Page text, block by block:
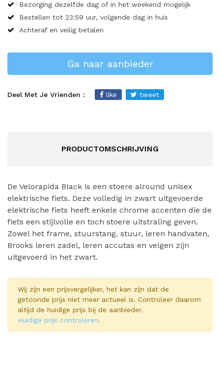
Bezorging dezelfde dag of in het weekend mogelijk
Bestellen tot 23:59 uur, volgende dag in huis
Achteraf en veilig betalen
Ga naar aanbieder
Deel Met Je Vrienden : like tweet
PRODUCTOMSCHRIJVING
De Velorapida Black is een stoere alround unisex
elektrische fiets. Deze volledig in zwart uitgevoerde
elektrische fiets heeft enkele chrome accenten die de
fiets een stijlvolle en toch stoere uitstraling geven.
Zowel het frame, stuurstang, stuur, leren handvaten,
Brooks leren zadel, leren accutas en velgen zijn
uitgevoerd in het zwart.
Wij zijn een prijsvergelijker, het kan zijn dat de
getoonde prijs niet meer actueel is. Controleer daarom
altijd de huidige prijs bij de aanbieder.
Huidige prijs controleren.